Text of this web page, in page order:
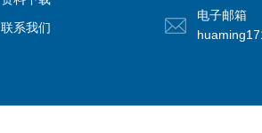
联系我们
电子邮箱